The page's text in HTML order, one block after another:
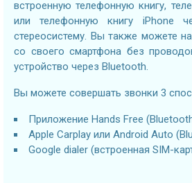
встроенную телефонную книгу,
или телефонную книгу iPhone
стереосистему. Вы также можете
со своего смартфона без
устройство через Bluetooth.
Вы можете совершать звонки 3
Приложение Hands Free
Apple Carplay или Android Auto
Google dialer (встроенная SIM-